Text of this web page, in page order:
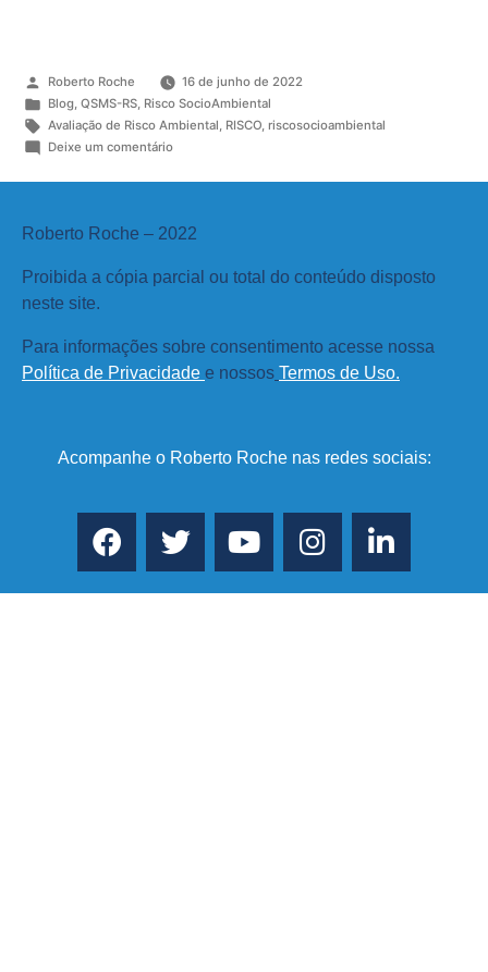
Roberto Roche
16 de junho de 2022
Blog, QSMS-RS, Risco SocioAmbiental
Avaliação de Risco Ambiental, RISCO, riscosocioambiental
Deixe um comentário
Roberto Roche – 2022
Proibida a cópia parcial ou total do conteúdo disposto
neste site.
Para informações sobre consentimento acesse nossa
Política de Privacidade e nossos Termos de Uso.
Acompanhe o Roberto Roche nas redes sociais: